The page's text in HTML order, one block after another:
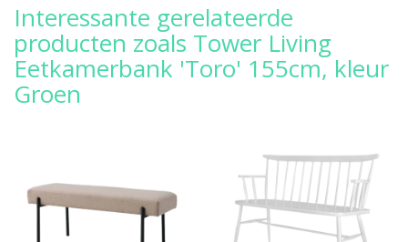
Interessante gerelateerde
producten zoals Tower Living
Eetkamerbank 'Toro' 155cm, kleur
Groen